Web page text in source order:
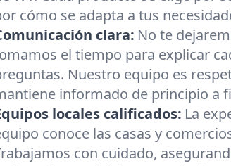
cómo se adapta a tus
clara: No te
el tiempo para explicar
Nuestro equipo es
informado de principio a
locales calificados: La
conoce las casas y
con cuidado,